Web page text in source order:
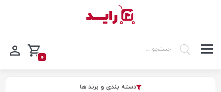
0
دسته بندی و برند ها